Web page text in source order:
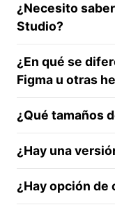
¿Necesito
Studio?
¿En qué se
Figma u otras
¿Qué tamaños
¿Hay una
¿Hay opción de